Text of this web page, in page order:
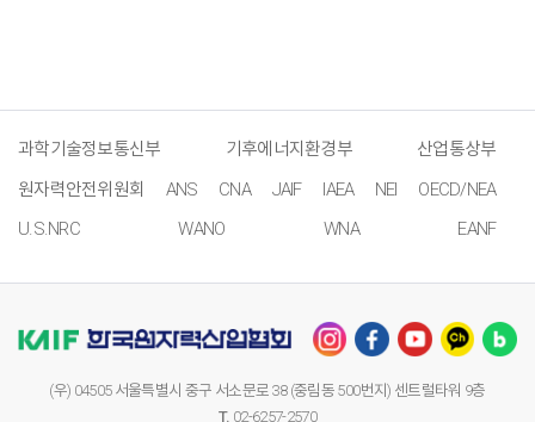
과학기술정보통신부 기후에너지환경부
산업통상부
원자력안전위원회
ANS CNA JAIF IAEA NEI
OECD/NEA
U.S.NRC
WANO WNA EANF
(우) 04505 서울특별시 중구 서소문로 38 (중림동 500번지) 센트럴타워 9층
T. 02-6257-2570